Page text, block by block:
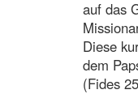
auf das
Diese
dem
(Fides